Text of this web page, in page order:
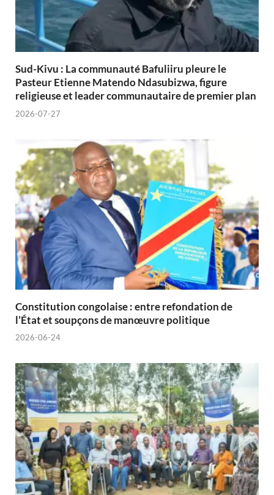
Sud-Kivu : La communauté Bafuliiru pleure le
Pasteur Etienne Matendo Ndasubizwa, figure
religieuse et leader communautaire de premier plan
2026-07-27
Constitution congolaise : entre refondation de
l’État et soupçons de manœuvre politique
2026-06-24